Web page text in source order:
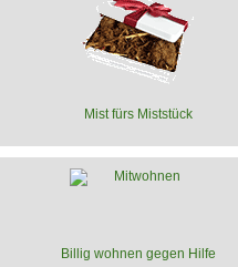
Mist fürs Miststück
Billig wohnen gegen Hilfe